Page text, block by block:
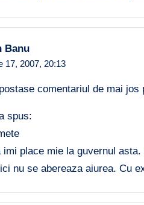
Banu
17, 2007, 20:13
postase comentariul de mai
spus:
imi place mie la guvernul
nu se abereaza aiurea. Cu